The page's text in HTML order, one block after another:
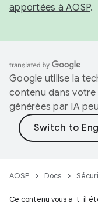
apportées à AOSP.
Google utilise la
contenu dans
générées par IA
AOSP Docs
Ce contenu vous a-t-il